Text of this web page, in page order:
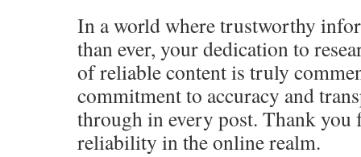
In a world where trustworthy
than ever, your dedication to
of reliable content is truly
commitment to accuracy and
through in every post. Thank you
reliability in the online realm.